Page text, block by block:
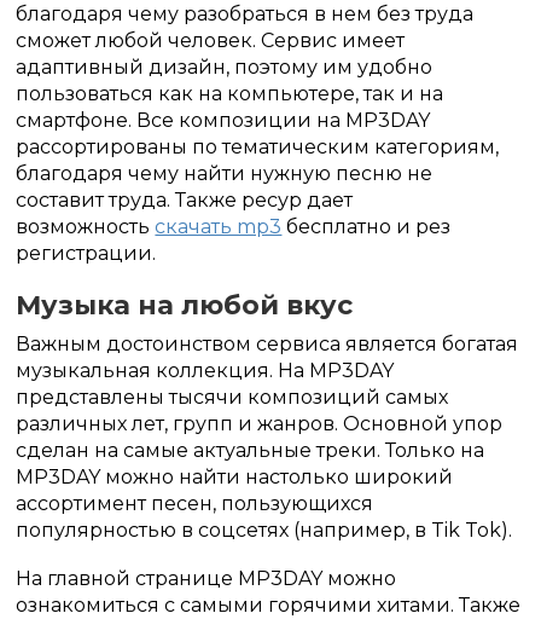
благодаря чему разобраться в нем без труда
сможет любой человек. Сервис имеет
адаптивный дизайн, поэтому им удобно
пользоваться как на компьютере, так и на
смартфоне. Все композиции на MP3DAY
рассортированы по тематическим категориям,
благодаря чему найти нужную песню не
составит труда. Также ресур дает
возможностьскачать mp3 бесплатно и рез
регистрации.
Музыка на любой вкус
Важным достоинством сервиса является богатая
музыкальная коллекция. На MP3DAY
представлены тысячи композиций самых
различных лет, групп и жанров. Основной упор
сделан на самые актуальные треки. Только на
MP3DAY можно найти настолько широкий
ассортимент песен, пользующихся
популярностью в соцсетях (например, в Tik Tok).
На главной странице MP3DAY можно
ознакомиться с самыми горячими хитами. Также